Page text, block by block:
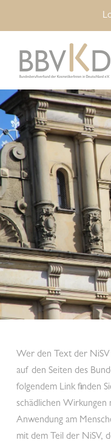
Wer den Text der
auf den Seiten des
folgendem Link finden
schädlichen Wirkungen
Anwendung am
mit dem Teil der NiSV,